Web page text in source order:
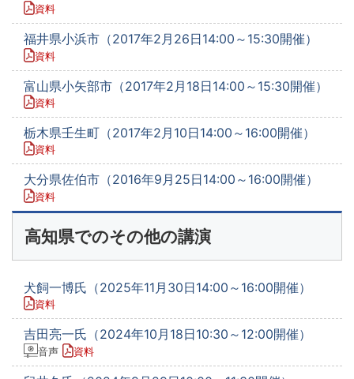
資料
福井県小浜市（2017年2月26日14:00～15:30開催）
資料
富山県小矢部市（2017年2月18日14:00～15:30開催）
資料
栃木県壬生町（2017年2月10日14:00～16:00開催）
資料
大分県佐伯市（2016年9月25日14:00～16:00開催）
資料
高知県でのその他の講演
犬飼一博氏（2025年11月30日14:00～16:00開催）
資料
吉田亮一氏（2024年10月18日10:30～12:00開催）
音声 資料